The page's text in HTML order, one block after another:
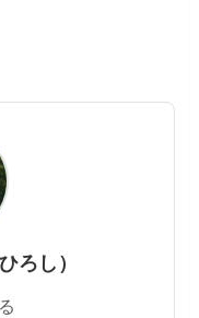
ろし）